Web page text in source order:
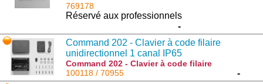
S 3301/AL
769178
Réservé aux professionnels
-
Command 202 - Clavier à code filaire
unidirectionnel 1 canal IP65
Command 202 - Clavier à code filaire
unidirectionnel 1 canal IP65 : 70955
100118 / 70955
-